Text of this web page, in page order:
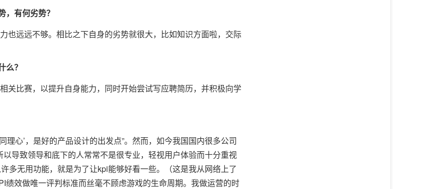
有何劣势？
也远远不够。相比之下自身的劣势就很大，比如知识方面啦，交际
么？
关比赛，以提升自身能力，同时开始尝试写应聘简历，并积极向学
理心’，是好的产品设计的出发点”。然而，如今我国国内很多公司
导致领导和底下的人常常不是很专业，轻视用户体验而十分重视
多无用功能，就是为了让kpi能够好看一些。（这是我从网络上了
效做唯一评判标准而丝毫不顾虑游戏的生命周期。我做运营的时